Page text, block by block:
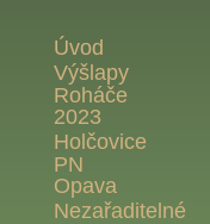
Úvod
Výšlapy
Roháče
2023
Holčovice
PN
Opava
Nezařaditelné